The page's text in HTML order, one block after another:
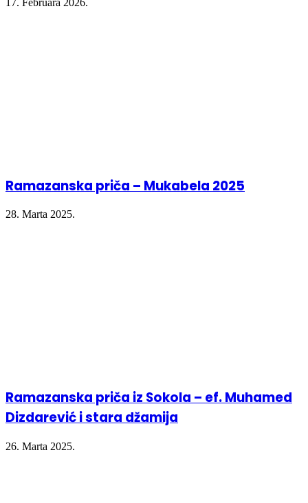
17. Februara 2026.
Ramazanska priča – Mukabela 2025
28. Marta 2025.
Ramazanska priča iz Sokola – ef. Muhamed
Dizdarević i stara džamija
26. Marta 2025.